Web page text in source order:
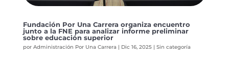
Fundación Por Una Carrera organiza encuentro
junto a la FNE para analizar informe preliminar
sobre educación superior
por Administración Por Una Carrera | Dic 16, 2025| Sin categoría